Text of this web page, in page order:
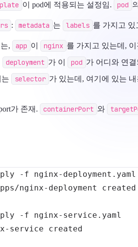
이 pod에 적용되는 설정임. pod
: metadata 는 labels 를 가지고 있
, app 이 nginx 를 가지고 있는데,
deployment 가 이 pod 가 어디와 연
는 selector 가 있는데, 여기에 있는 내
가 존재.
containerPort 와
-f
-f